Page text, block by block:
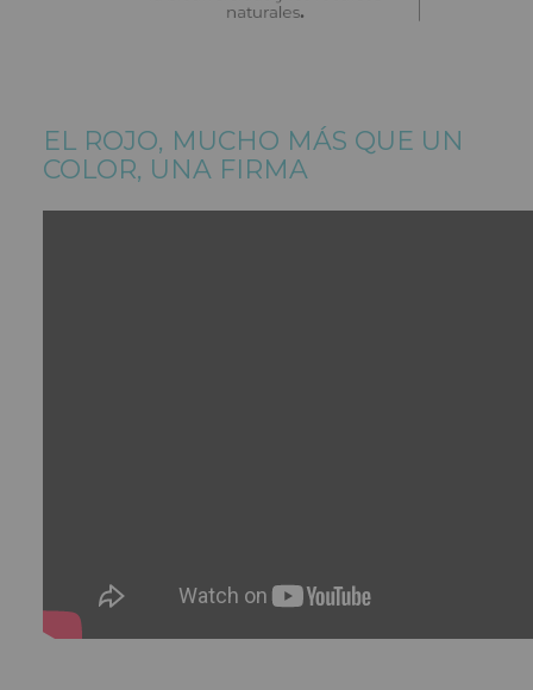
EL ROJO, MUCHO MÁS QUE UN
COLOR, UNA FIRMA